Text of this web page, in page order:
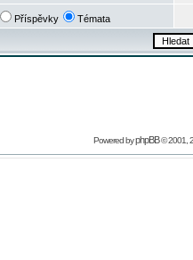
Příspěvky Témata
Powered byphpBB© 2001,